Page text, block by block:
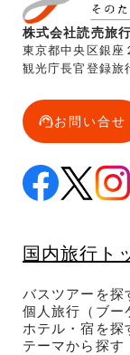
株式会社読売旅
東京都中央区銀座
観光庁長官登録旅
お問い合せ
国内旅行ト
バスツアーを探
個人旅行（ブー
ホテル・宿を探
テーマから探す